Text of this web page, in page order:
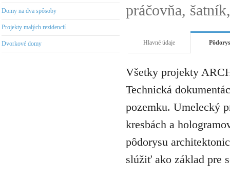
Domy na dva spôsoby
Projekty malých rezidencií
Dvorkové domy
práčovňa,
Hlavné údaje
Všetky projekty
Technická
pozemku. Umelecký
kresbách a
pôdorysu
slúžiť ako základ pre